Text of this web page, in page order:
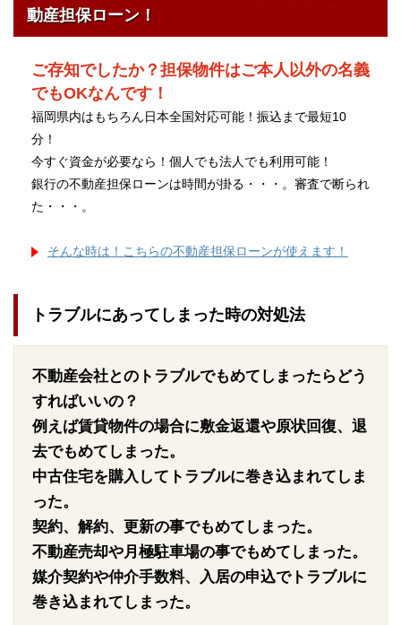
動産担保ローン！
ご存知でしたか？担保物件はご本人以外の名義
でもOKなんです！
福岡県内はもちろん日本全国対応可能！振込まで最短10
分！
今すぐ資金が必要なら！個人でも法人でも利用可能！
銀行の不動産担保ローンは時間が掛る・・・。審査で断られ
た・・・。
そんな時は！こちらの不動産担保ローンが使えます！
トラブルにあってしまった時の対処法
不動産会社とのトラブルでもめてしまったらどう
すればいいの？
例えば賃貸物件の場合に敷金返還や原状回復、退
去でもめてしまった。
中古住宅を購入してトラブルに巻き込まれてしま
った。
契約、解約、更新の事でもめてしまった。
不動産売却や月極駐車場の事でもめてしまった。
媒介契約や仲介手数料、入居の申込でトラブルに
巻き込まれてしまった。